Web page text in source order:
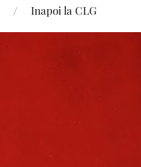
Inapoi la CLG